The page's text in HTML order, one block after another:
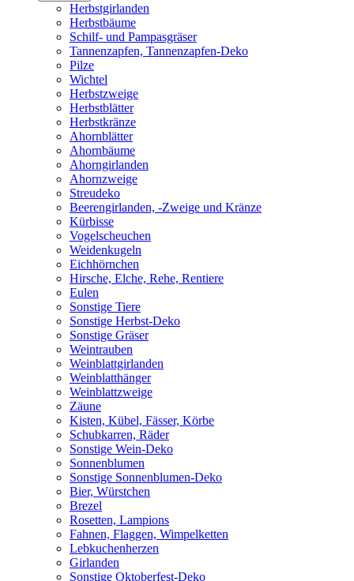
Herbstgirlanden
Herbstbäume
Schilf- und Pampasgräser
Tannenzapfen, Tannenzapfen-Deko
Pilze
Wichtel
Herbstzweige
Herbstblätter
Herbstkränze
Ahornblätter
Ahornbäume
Ahorngirlanden
Ahornzweige
Streudeko
Beerengirlanden, -Zweige und Kränze
Kürbisse
Vogelscheuchen
Weidenkugeln
Eichhörnchen
Hirsche, Elche, Rehe, Rentiere
Eulen
Sonstige Tiere
Sonstige Herbst-Deko
Sonstige Gräser
Weintrauben
Weinblattgirlanden
Weinblatthänger
Weinblattzweige
Zäune
Kisten, Kübel, Fässer, Körbe
Schubkarren, Räder
Sonstige Wein-Deko
Sonnenblumen
Sonstige Sonnenblumen-Deko
Bier, Würstchen
Brezel
Rosetten, Lampions
Fahnen, Flaggen, Wimpelketten
Lebkuchenherzen
Girlanden
Sonstige Oktoberfest-Deko